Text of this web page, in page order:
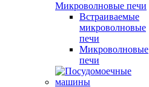
Микроволновые печи
Встраиваемые
микроволновые
печи
Микроволновые
печи